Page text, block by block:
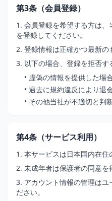
第3条（会員登録）
1. 会員登録を希望する方は
を登録してください。
2. 登録情報は正確かつ最新の
3. 以下の場合、登録を拒否す
• 虚偽の情報を提供した場
• 過去に規約違反により退
• その他当社が不適切と判
第4条（サービス利用）
1. 本サービスは日本国内在住
2. 未成年者は保護者の同意を
3. アカウント情報の管理はユ
ださい。